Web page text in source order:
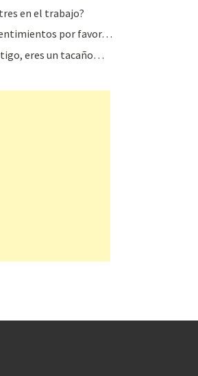
en el trabajo?
por favor…
eres un tacaño…